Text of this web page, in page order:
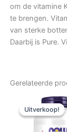
om de vitamine
te brengen.
van sterke
Daarbij is Pure.
Gerelateerde
Uitverkoop!
Uitverkoop!